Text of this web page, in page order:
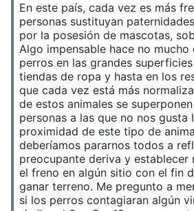
En este país, cada vez es más
personas sustituyan
por la posesión de mascotas,
Algo impensable hace no
perros en las grandes
tiendas de ropa y hasta en los
que cada vez está más
de estos animales se
personas a las que no nos gusta
proximidad de este tipo de
deberíamos pararnos todos a
preocupante deriva y establecer
el freno en algún sitio con el fin
ganar terreno. Me pregunto a
si los perros contagiaran algún